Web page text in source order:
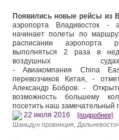
Появились новые рейсы из
аэропорта Владивосток -
начинает полеты по
расписании аэропорта
выполняться 2 раза в
воздушных
- Авиакомпания China
перевозчиков Китая, -
Александр Бобров. -
возможность большему
посетить наш замечательный
22 июля 2016 [подробнее]
Шаньдун провинция